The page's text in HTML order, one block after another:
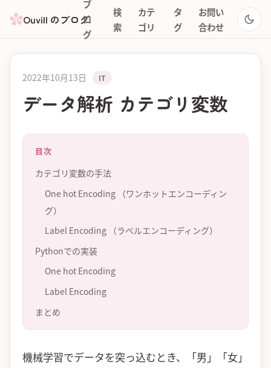
Ouvill のブログ
ブ
ロ
グ
検
索
カテ
ゴリ
タ
グ
お問い
合わせ
2022年10月13日 IT
データ解析 カテゴリ変数
目次
カテゴリ変数の手法
One hot Encoding （ワンホットエンコーディン
グ）
Label Encoding （ラベルエンコーディング）
Pythonでの実装
One hot Encoding
Label Encoding
まとめ
機械学習でデータを突っ込むとき、「男」「女」